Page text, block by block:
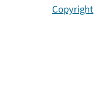
Copyright